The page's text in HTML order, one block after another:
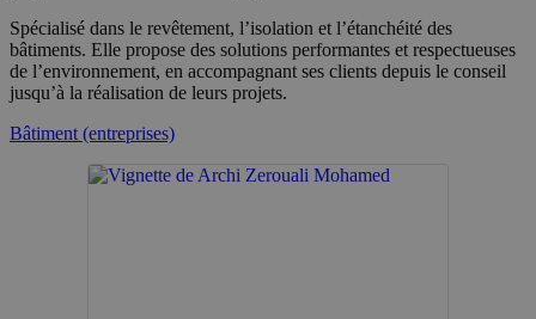
Spécialisé dans le revêtement, l’isolation et l’étanchéité des
bâtiments. Elle propose des solutions performantes et respectueuses
de l’environnement, en accompagnant ses clients depuis le conseil
jusqu’à la réalisation de leurs projets.
Bâtiment (entreprises)